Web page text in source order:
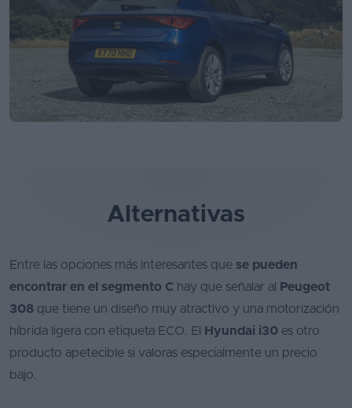
Alternativas
Entre las opciones más interesantes que se pueden
encontrar en el segmento C hay que señalar al
Peugeot
308 que tiene un diseño muy atractivo y una motorización
híbrida ligera con etiqueta ECO. El
Hyundai i30 es otro
producto apetecible si valoras especialmente un precio
bajo.